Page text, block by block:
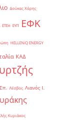
Δούκας Χάρης
ΕΤΕπ ΕΥΠ ΕΦΚ
ΗELLENiQ ENERGY
ΚΑΔ
Λέσβος Λιανός Ι.
Κυριάκος